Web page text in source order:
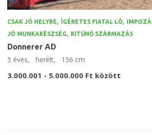
CSAK JÓ HELYRE, ÍGÉRETES FIATAL LÓ,
JÓ MUNKAKÉSZSÉG, KITŰNŐ SZÁRMAZÁS
Donnerer AD
5 éves, herélt, 156 cm
3.000.001 - 5.000.000 Ft között